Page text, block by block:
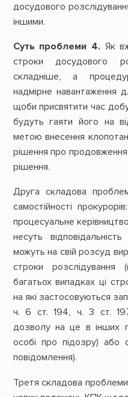
досудового
іншими.
Суть проблеми 4. Як
строки досудового
складніше, а
надмірне навантаження
щоби присвятити час
будуть гаяти його на
метою внесення
рішення про
рішення.
Друга складова
самостійності
процесуальне
несуть
можуть на свій розсуд
строки
багатьох випадках ці
на які застосовуються
ч. 6 ст. 194, ч. 3 ст.
дозволу на це в інших
особі про підозру) або
повідомлення).
Третя складова